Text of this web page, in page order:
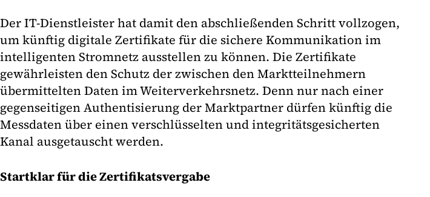
Der IT-Dienstleister hat damit den abschließenden Schritt vollzogen,
um künftig digitale Zertifikate für die sichere Kommunikation im
intelligenten Stromnetz ausstellen zu können. Die Zertifikate
gewährleisten den Schutz der zwischen den Marktteilnehmern
übermittelten Daten im Weiterverkehrsnetz. Denn nur nach einer
gegenseitigen Authentisierung der Marktpartner dürfen künftig die
Messdaten über einen verschlüsselten und integritätsgesicherten
Kanal ausgetauscht werden.
Startklar für die Zertifikatsvergabe